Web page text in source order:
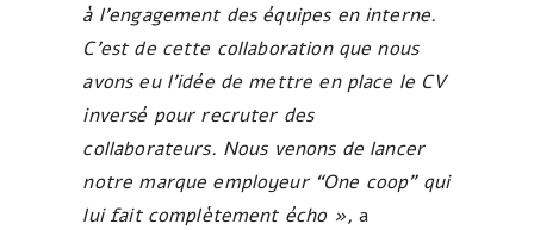
à l’engagement des équipes en interne.
C’est de cette collaboration que nous
avons eu l’idée de mettre en place le CV
inversé pour recruter des
collaborateurs. Nous venons de lancer
notre marque employeur “One coop” qui
lui fait complètement écho », a